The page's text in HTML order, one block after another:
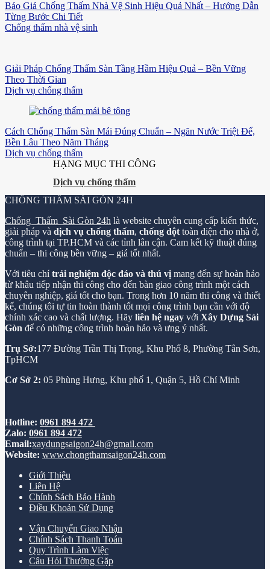
Báo Giá Chống Thấm Nhà Vệ Sinh Hiệu Quả Nhất – Hướng Dẫn
Từng Bước Chi Tiết
Chống thấm nhà vệ sinh
Giải Pháp Chống Thấm Sàn Tầng Hầm Hiệu Quả – Bền Vững
Theo Thời Gian
Dịch vụ chống thấm
Cách Chống Thấm Sàn Mái Đúng Chuẩn – Ngăn Nước Triệt Để,
Bền Lâu Theo Năm Tháng
Dịch vụ chống thấm
HẠNG MỤC THI CÔNG
Dịch vụ chống thấm
CHỐNG THẤM SÀI GÒN 24H
Chống Thấm Sài Gòn 24h là website chuyên cung cấp kiến thức,
giải pháp và dịch vụ chống thấm, chống dột toàn diện cho nhà ở,
công trình tại TP.HCM và các tỉnh lân cận. Cam kết kỹ thuật đúng
chuẩn – thi công bền vững – giá tốt nhất.
Với tiêu chítrải nghiệm độc đáo và thú vị mang đến sự hoàn hảo
từ khâu tiếp nhận thi công cho đến bàn giao công trình một cách
chuyên nghiệp, giá tốt cho bạn. Trong hơn 10 năm thi công và thiết
kế, chúng tôi tự tin hoàn thành tốt mọi công trình bạn cần với độ
chính xác cao và chất lượng. Hãy liên hệ ngay với Xây Dựng Sài
Gòn để có những công trình hoàn hảo và ưng ý nhất.
Trụ Sở:177 Đường Trần Thị Trọng, Khu Phố 8, Phường Tân Sơn,
TpHCM
Cơ Sở 2: 05 Phùng Hưng, Khu phố 1, Quận 5, Hồ Chí Minh
Hotline: 0961 894 472
Zalo: 0961 894 472
Email:xaydungsaigon24h@gmail.com
Website: www.chongthamsaigon24h.com
Giới Thiệu
Liên Hệ
Chính Sách Bảo Hành
Điều Khoản Sử Dụng
Vận Chuyển Giao Nhận
Chính Sách Thanh Toán
Quy Trình Làm Việc
Câu Hỏi Thường Gặp